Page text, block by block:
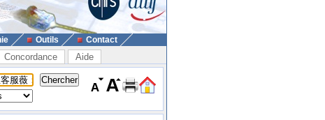
Outils Contact
Concordance Aide